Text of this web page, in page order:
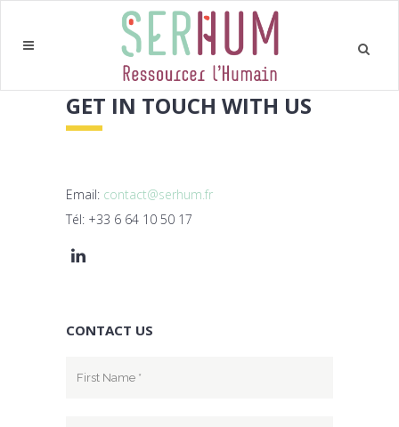
GET IN TOUCH WITH US
Email: contact@serhum.fr
Tél: +33 6 64 10 50 17
CONTACT US